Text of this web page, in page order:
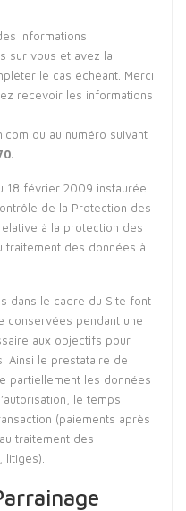
informations
sur vous et avez la
le cas échéant. Merci
recevoir les informations
ou au numéro suivant
18 février 2009 instaurée
de la Protection des
à la protection des
traitement des données à
dans le cadre du Site font
conservées pendant une
aux objectifs pour
Ainsi le prestataire de
partiellement les données
le temps
(paiements après
traitement des